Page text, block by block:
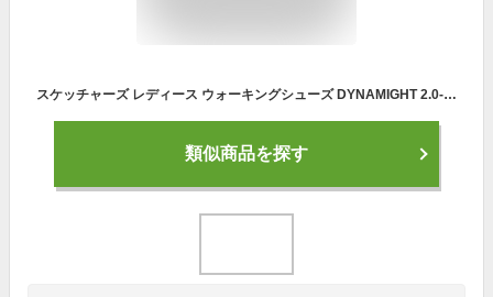
スケッチャーズ レディース ウォーキングシューズ DYNAMIGHT 2.0- IN A FLASH 12965 SKECHERS
類似商品を探す